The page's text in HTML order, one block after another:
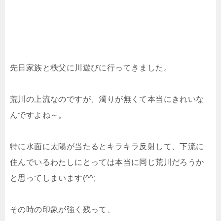
先日家族と秩父に川遊びに行ってきました。
荒川の上流なのですが、濁りが無くて本当にきれいな
んですよね～。
特に水面に太陽が当たるとキラキラ反射して、下流に
住んでいるわたしにとっては本当に同じ荒川だろうか
と思ってしまいます(^^;
その時の印象が強く残って、